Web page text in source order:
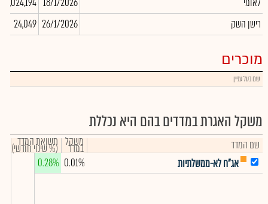
רישן השק
26/1/2026
24,049
מוכרים
שם בעל עניין
משקל האגרת במדדים בהם היא נכללת
שם המדד משקל
במדד תשואת המדד
(% שינוי חודשי)
אג"ח לא-ממשלתיות
0.01%
0.28%